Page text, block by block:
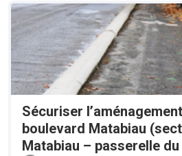
Sécuriser
boulevard Matabiau
Matabiau – passerelle du